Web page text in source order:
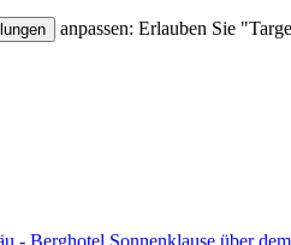
anpassen: Erlauben Sie